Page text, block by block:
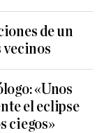
de un
vecinos
«Unos
el eclipse
ciegos»